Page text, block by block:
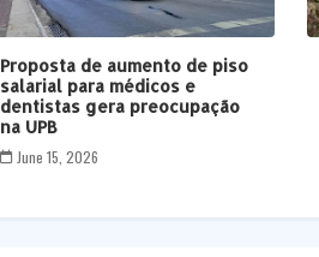
Proposta de aumento de piso
salarial para médicos e
dentistas gera preocupação
na UPB
June 15, 2026